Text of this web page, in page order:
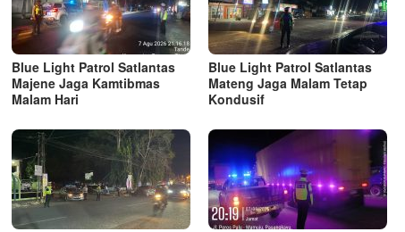
Blue Light Patrol Satlantas
Majene Jaga Kamtibmas
Malam Hari
Blue Light Patrol Satlantas
Mateng Jaga Malam Tetap
Kondusif